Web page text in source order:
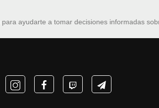
para ayudarte a tomar decisiones informadas